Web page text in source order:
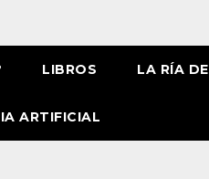
LIBROS LA RÍA
ARTIFICIAL